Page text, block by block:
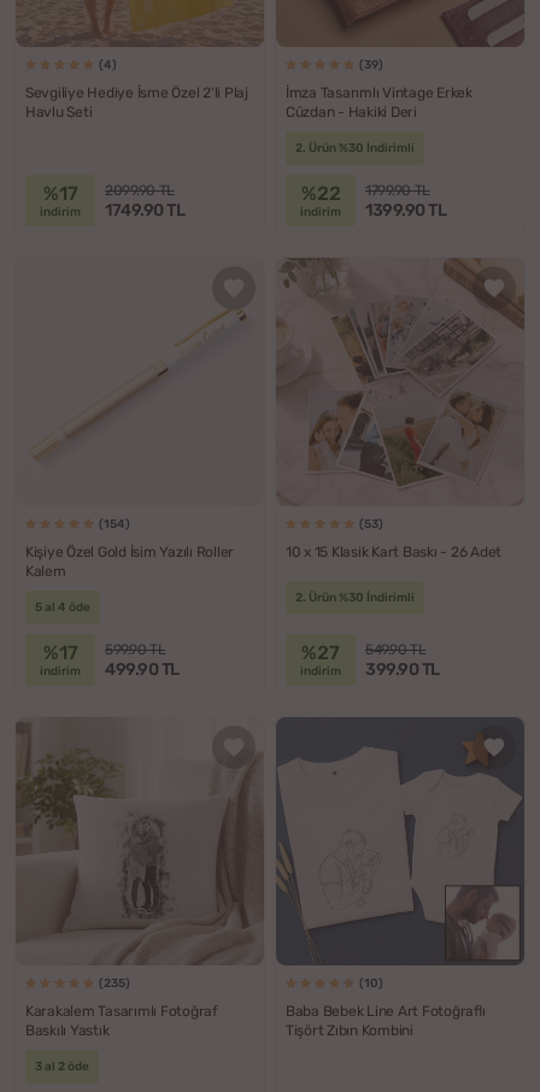
(4)
Sevgiliye Hediye İsme Özel 2'li Plaj
Havlu Seti
%17
indirim
2099.90 TL
1749.90 TL
(39)
İmza Tasarımlı Vintage Erkek
Cüzdan - Hakiki Deri
2. Ürün %30 İndirimli
%22
indirim
1799.90 TL
1399.90 TL
(154)
Kişiye Özel Gold İsim Yazılı Roller
Kalem
5 al 4 öde
%17
indirim
599.90 TL
499.90 TL
(53)
10 x 15 Klasik Kart Baskı - 26 Adet
2. Ürün %30 İndirimli
%27
indirim
549.90 TL
399.90 TL
(235)
Karakalem Tasarımlı Fotoğraf
Baskılı Yastık
3 al 2 öde
(10)
Baba Bebek Line Art Fotoğraflı
Tişört Zıbın Kombini